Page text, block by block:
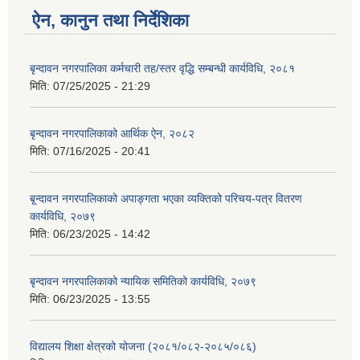
ऐन, कानुन तथा निर्देशिका
बृन्दावन नगरपालिका कर्मचारी तह/स्तर वृद्धि सम्बन्धी कार्यविधि, २०८१
मिति: 07/25/2025 - 21:29
बृन्दावन नगरपालिकाको आर्थिक ऐन, २०८२
मिति: 07/16/2025 - 20:41
बृ्न्दावन नगरपालिकाको अपाङ्गता भएका व्यक्तिको परिचय-पत्र वितरण
कार्यविधि, २०७९
मिति: 06/23/2025 - 14:42
बृन्दावन नगरपालिकाको न्यायिक समितिको कार्यविधि, २०७९
मिति: 06/23/2025 - 13:55
विद्यालय शिक्षा क्षेत्रको योजना (२०८१/०८२-२०८५/०८६)